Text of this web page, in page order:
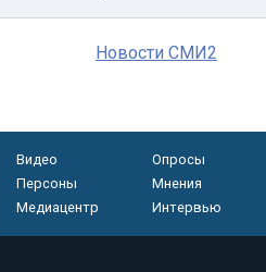
Новости СМИ2
Видео Опросы
Персоны
Мнения
Медиацентр
Интервью